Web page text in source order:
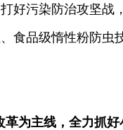
打好污染防治攻坚战
食品级惰性粉防虫
革为主线，全力抓